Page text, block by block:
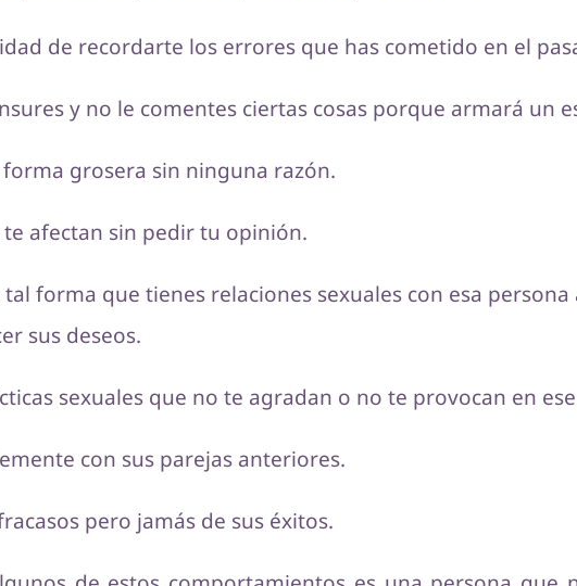
de recordarte los errores que has cometido en el
y no le comentes ciertas cosas porque armará un
grosera sin ninguna razón.
afectan sin pedir tu opinión.
forma que tienes relaciones sexuales con esa
sus deseos.
sexuales que no te agradan o no te provocan en
con sus parejas anteriores.
pero jamás de sus éxitos.